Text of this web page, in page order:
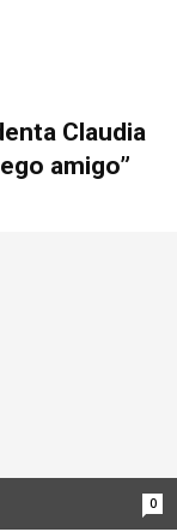
Claudia
amigo”
0